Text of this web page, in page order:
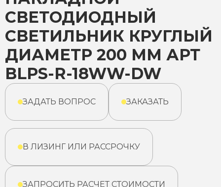
СВЕТОДИОДНЫЙ
СВЕТИЛЬНИК КРУГЛЫЙ
ДИАМЕТР 200 ММ АРТ
BLPS-R-18WW-DW
ЗАДАТЬ ВОПРОС ЗАКАЗАТЬ
В ЛИЗИНГ ИЛИ РАССРОЧКУ
ЗАПРОСИТЬ РАСЧЕТ СТОИМОСТИ